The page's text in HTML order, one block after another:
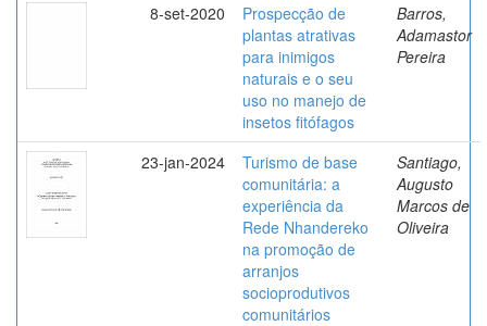
8-set-2020
Prospecção de
plantas atrativas
para inimigos
naturais e o seu
uso no manejo de
insetos fitófagos
Barros,
Adamastor
Pereira
23-jan-2024
Turismo de base
comunitária: a
experiência da
Rede Nhandereko
na promoção de
arranjos
socioprodutivos
comunitários
Santiago,
Augusto
Marcos de
Oliveira